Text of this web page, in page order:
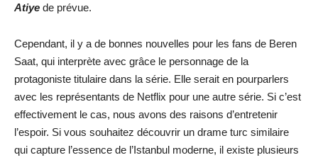
Atiye de prévue.
Cependant, il y a de bonnes nouvelles pour les fans de Beren
Saat, qui interprète avec grâce le personnage de la
protagoniste titulaire dans la série. Elle serait en pourparlers
avec les représentants de Netflix pour une autre série. Si c’est
effectivement le cas, nous avons des raisons d’entretenir
l’espoir. Si vous souhaitez découvrir un drame turc similaire
qui capture l’essence de l’Istanbul moderne, il existe plusieurs